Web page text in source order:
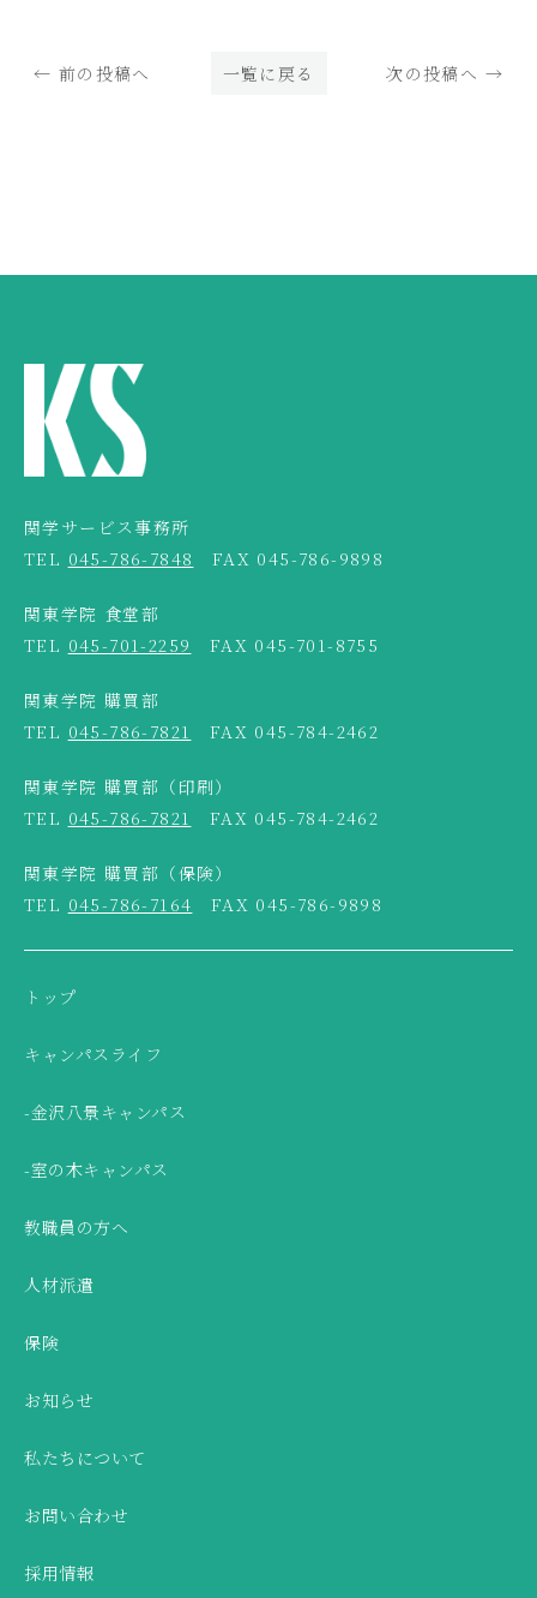
← 前の投稿へ 一覧に戻る 次の投稿へ →
関学サービス事務所
TEL 045-786-7848 FAX 045-786-9898
関東学院 食堂部
TEL 045-701-2259 FAX 045-701-8755
関東学院 購買部
TEL 045-786-7821 FAX 045-784-2462
関東学院 購買部（印刷）
TEL 045-786-7821 FAX 045-784-2462
関東学院 購買部（保険）
TEL 045-786-7164 FAX 045-786-9898
トップ
キャンパスライフ
-金沢八景キャンパス
-室の木キャンパス
教職員の方へ
人材派遣
保険
お知らせ
私たちについて
お問い合わせ
採用情報